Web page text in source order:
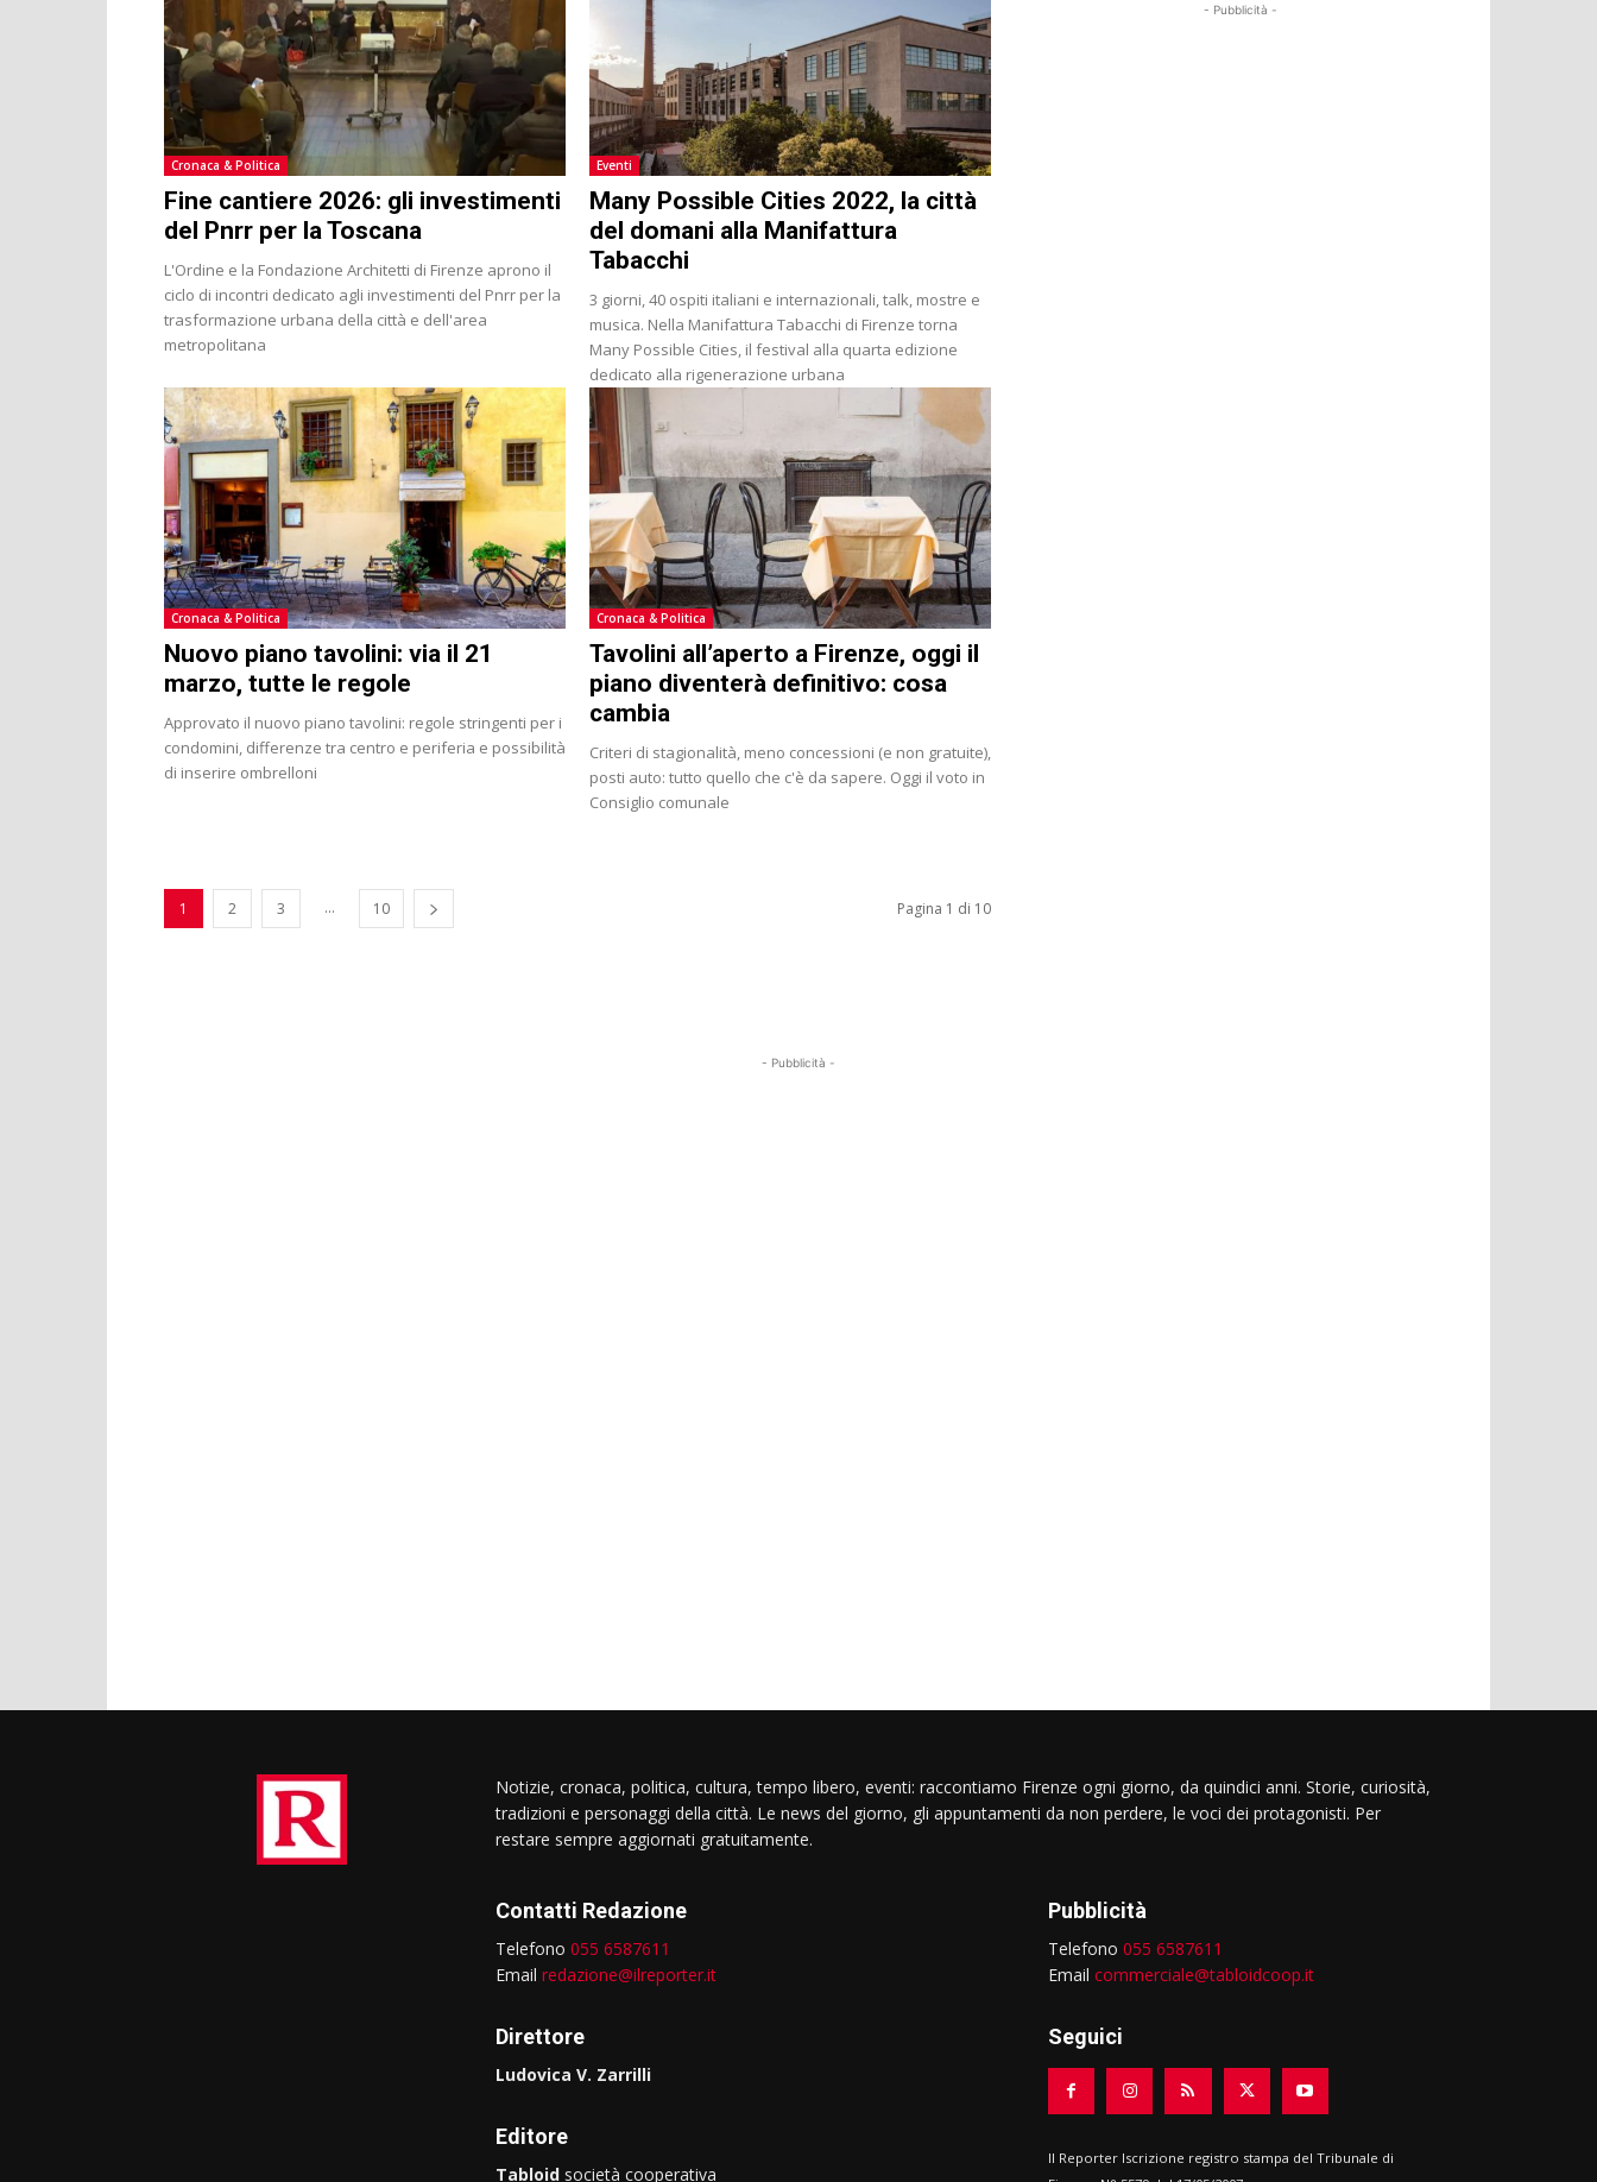
Cronaca & Politica
Fine cantiere 2026: gli investimenti
del Pnrr per la Toscana
L'Ordine e la Fondazione Architetti di Firenze aprono il
ciclo di incontri dedicato agli investimenti del Pnrr per la
trasformazione urbana della città e dell'area
metropolitana
Eventi
Many Possible Cities 2022, la città
del domani alla Manifattura
Tabacchi
3 giorni, 40 ospiti italiani e internazionali, talk, mostre e
musica. Nella Manifattura Tabacchi di Firenze torna
Many Possible Cities, il festival alla quarta edizione
dedicato alla rigenerazione urbana
Cronaca & Politica
Nuovo piano tavolini: via il 21
marzo, tutte le regole
Approvato il nuovo piano tavolini: regole stringenti per i
condomini, differenze tra centro e periferia e possibilità
di inserire ombrelloni
Cronaca & Politica
Tavolini all’aperto a Firenze, oggi il
piano diventerà definitivo: cosa
cambia
Criteri di stagionalità, meno concessioni (e non gratuite),
posti auto: tutto quello che c'è da sapere. Oggi il voto in
Consiglio comunale
1 2 3 ... 10 Pagina 1 di 10
- Pubblicità -
- Pubblicità -
Notizie, cronaca, politica, cultura, tempo libero, eventi: raccontiamo Firenze ogni giorno, da quindici anni. Storie, curiosità,
tradizioni e personaggi della città. Le news del giorno, gli appuntamenti da non perdere, le voci dei protagonisti. Per
restare sempre aggiornati gratuitamente.
Contatti Redazione
Telefono 055 6587611
Email redazione@ilreporter.it
Direttore
Ludovica V. Zarrilli
Editore
Tabloid società cooperativa
Pubblicità
Telefono 055 6587611
Email commerciale@tabloidcoop.it
Seguici
Il Reporter Iscrizione registro stampa del Tribunale di